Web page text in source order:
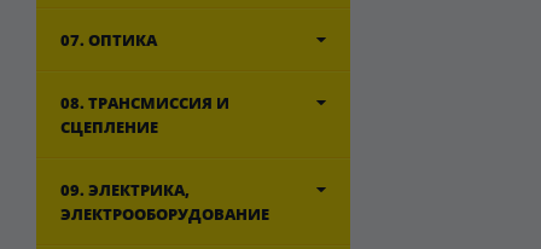
07. ОПТИКА
08. ТРАНСМИССИЯ И
СЦЕПЛЕНИЕ
09. ЭЛЕКТРИКА,
ЭЛЕКТРООБОРУДОВАНИЕ